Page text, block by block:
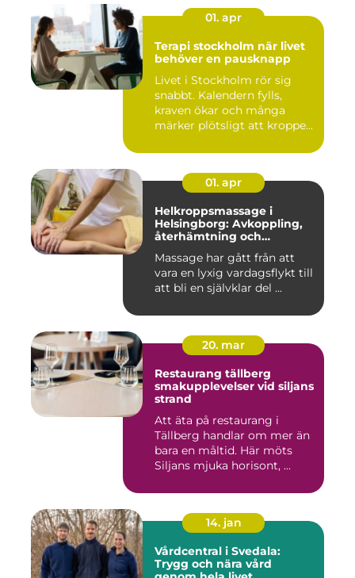
01. apr
Terapi stockholm när livet
behöver en pausknapp
Livet i Stockholm rör sig
snabbt. Kalendern fylls,
kraven ökar och många
märker plötsligt att kroppe...
01. apr
Helkroppsmassage i
Helsingborg: Avkoppling,
återhämtning och
Massage har gått från att
vara en lyxig vardagsflykt till
att bli en självklar del ...
20. mar
Restaurang tällberg
smakupplevelser vid siljans
strand
Att äta på restaurang i
Tällberg handlar om mer än
bara en måltid. Här möts
Siljans mjuka horisont, ...
14. jan
Vårdcentral i Svedala:
Trygg och nära vård